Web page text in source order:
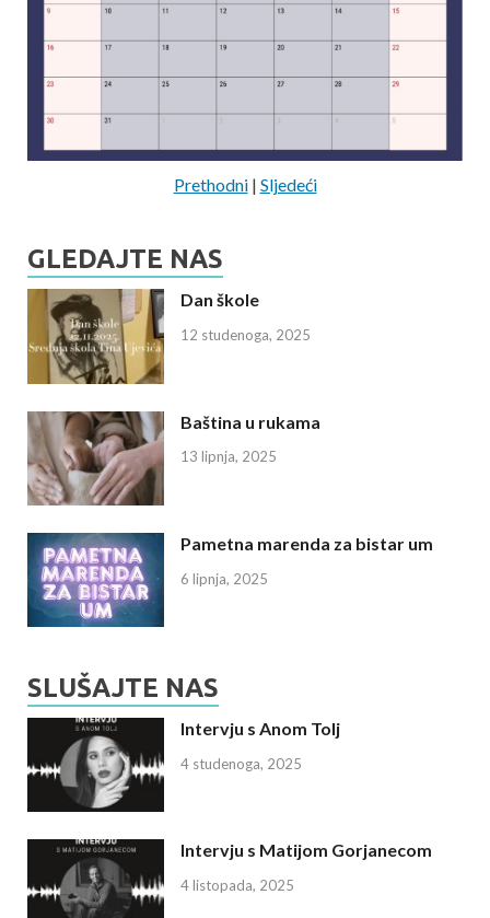
Prethodni| Sljedeći
GLEDAJTE NAS
Dan škole
12 studenoga, 2025
Baština u rukama
13 lipnja, 2025
Pametna marenda za bistar um
6 lipnja, 2025
SLUŠAJTE NAS
Intervju s Anom Tolj
4 studenoga, 2025
Intervju s Matijom Gorjanecom
4 listopada, 2025